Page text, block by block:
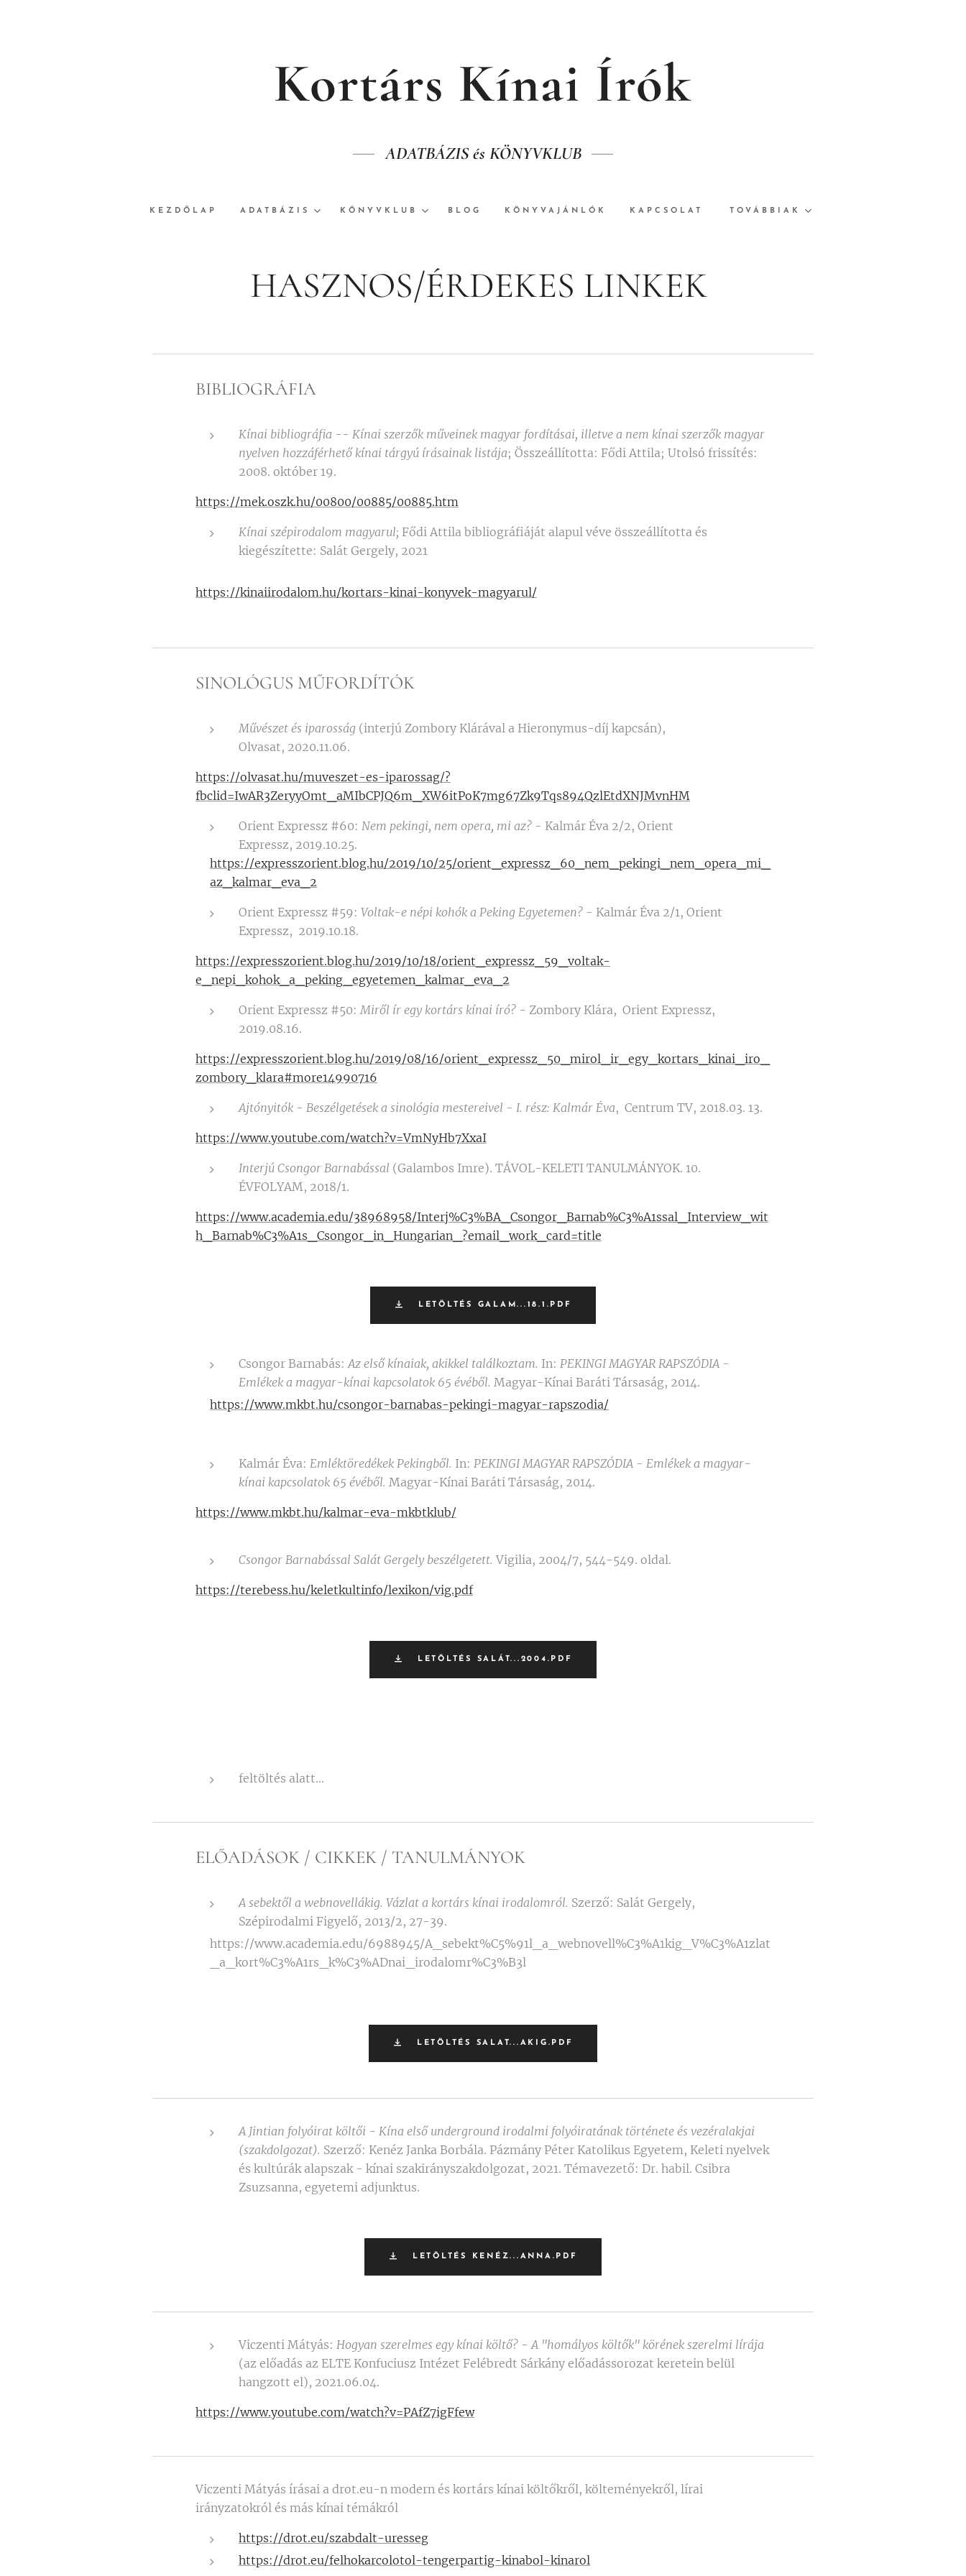
Kortárs Kínai Írók
ADATBÁZIS és KÖNYVKLUB
KEZDŐLAP ADATBÁZIS KÖNYVKLUB BLOG KÖNYVAJÁNLÓK KAPCSOLAT TOVÁBBIAK
HASZNOS/ÉRDEKES LINKEK
BIBLIOGRÁFIA
Kínai bibliográfia -- Kínai szerzők műveinek magyar fordításai, illetve a nem kínai szerzők magyar
nyelven hozzáférhető kínai tárgyú írásainak listája; Összeállította: Fődi Attila; Utolsó frissítés:
2008. október 19.
https://mek.oszk.hu/00800/00885/00885.htm
Kínai szépirodalom magyarul; Fődi Attila bibliográfiáját alapul véve összeállította és
kiegészítette: Salát Gergely, 2021
https://kinaiirodalom.hu/kortars-kinai-konyvek-magyarul/
SINOLÓGUS MŰFORDÍTÓK
Művészet és iparosság (interjú Zombory Klárával a Hieronymus-díj kapcsán),
Olvasat, 2020.11.06.
https://olvasat.hu/muveszet-es-iparossag/?
fbclid=IwAR3ZeryyOmt_aMIbCPJQ6m_XW6itPoK7mg67Zk9Tqs894QzlEtdXNJMvnHM
Orient Expressz #60: Nem pekingi, nem opera, mi az? - Kalmár Éva 2/2, Orient
Expressz, 2019.10.25.
https://expresszorient.blog.hu/2019/10/25/orient_expressz_60_nem_pekingi_nem_opera_mi_
az_kalmar_eva_2
Orient Expressz #59: Voltak-e népi kohók a Peking Egyetemen? - Kalmár Éva 2/1, Orient
Expressz, 2019.10.18.
https://expresszorient.blog.hu/2019/10/18/orient_expressz_59_voltak-
e_nepi_kohok_a_peking_egyetemen_kalmar_eva_2
Orient Expressz #50:Miről ír egy kortárs kínai író? - Zombory Klára, Orient Expressz,
2019.08.16.
https://expresszorient.blog.hu/2019/08/16/orient_expressz_50_mirol_ir_egy_kortars_kinai_iro_
zombory_klara#more14990716
Ajtónyitók - Beszélgetések a sinológia mestereivel - I. rész: Kalmár Éva, Centrum TV, 2018.03. 13.
https://www.youtube.com/watch?v=VmNyHb7XxaI
Interjú Csongor Barnabással (Galambos Imre). TÁVOL-KELETI TANULMÁNYOK. 10.
ÉVFOLYAM, 2018/1.
https://www.academia.edu/38968958/Interj%C3%BA_Csongor_Barnab%C3%A1ssal_Interview_wit
h_Barnab%C3%A1s_Csongor_in_Hungarian_?email_work_card=title
LETÖLTÉS GALAM...18.1.PDF
Csongor Barnabás:Az első kínaiak, akikkel találkoztam. In: PEKINGI MAGYAR RAPSZÓDIA -
Emlékek a magyar-kínai kapcsolatok 65 évéből. Magyar-Kínai Baráti Társaság, 2014.
https://www.mkbt.hu/csongor-barnabas-pekingi-magyar-rapszodia/
Kalmár Éva: Emléktöredékek Pekingből. In: PEKINGI MAGYAR RAPSZÓDIA - Emlékek a magyar-
kínai kapcsolatok 65 évéből. Magyar-Kínai Baráti Társaság, 2014.
https://www.mkbt.hu/kalmar-eva-mkbtklub/
Csongor Barnabással Salát Gergely beszélgetett. Vigilia, 2004/7, 544-549. oldal.
https://terebess.hu/keletkultinfo/lexikon/vig.pdf
LETÖLTÉS SALÁT...2004.PDF
feltöltés alatt...
ELŐADÁSOK / CIKKEK / TANULMÁNYOK
A sebektől a webnovellákig. Vázlat a kortárs kínai irodalomról. Szerző: Salát Gergely,
Szépirodalmi Figyelő, 2013/2, 27-39.
https://www.academia.edu/6988945/A_sebekt%C5%91l_a_webnovell%C3%A1kig_V%C3%A1zlat
_a_kort%C3%A1rs_k%C3%ADnai_irodalomr%C3%B3l
LETÖLTÉS SALAT...AKIG.PDF
A Jintian folyóirat költői - Kína első underground irodalmi folyóiratának története és vezéralakjai
(szakdolgozat). Szerző: Kenéz Janka Borbála. Pázmány Péter Katolikus Egyetem, Keleti nyelvek
és kultúrák alapszak - kínai szakirányszakdolgozat, 2021. Témavezető: Dr. habil. Csibra
Zsuzsanna, egyetemi adjunktus.
LETÖLTÉS KENÉZ...ANNA.PDF
Viczenti Mátyás: Hogyan szerelmes egy kínai költő? - A "homályos költők" körének szerelmi lírája
(az előadás az ELTE Konfuciusz Intézet Felébredt Sárkány előadássorozat keretein belül
hangzott el), 2021.06.04.
https://www.youtube.com/watch?v=PAfZ7igFfew
Viczenti Mátyás írásai a drot.eu-n modern és kortárs kínai költőkről, költeményekről, lírai
irányzatokról és más kínai témákról
https://drot.eu/szabdalt-uresseg
https://drot.eu/felhokarcolotol-tengerpartig-kinabol-kinarol